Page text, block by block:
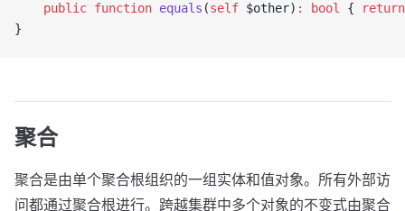
    public
function equals (self $other) : bool {
return
}
聚合
聚合是由单个聚合根组织的一组实体和值对象。所有外部访
问都通过聚合根进行。跨越集群中多个对象的不变式由聚合